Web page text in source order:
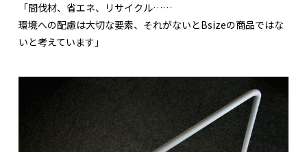
「間伐材、省エネ、リサイクル……
環境への配慮は大切な要素、それがないとBsizeの商品ではな
いと考えています」